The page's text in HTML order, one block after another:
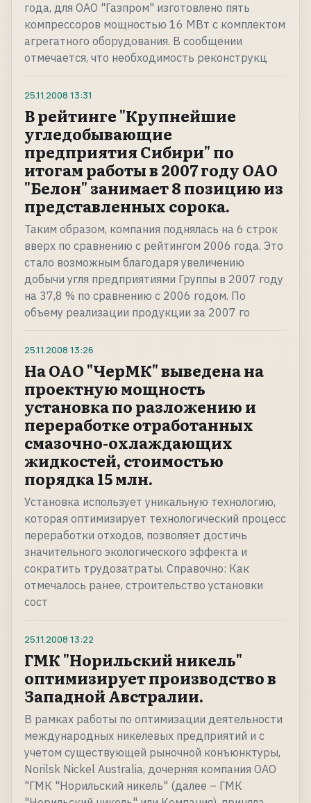
года, для ОАО "Газпром" изготовлено пять
компрессоров мощностью 16 МВт с комплектом
агрегатного оборудования. В сообщении
отмечается, что необходимость реконструкц
25.11.2008 13:31
В рейтинге "Крупнейшие
угледобывающие
предприятия Сибири" по
итогам работы в 2007 году ОАО
"Белон" занимает 8 позицию из
представленных сорока.
Таким образом, компания поднялась на 6 строк
вверх по сравнению с рейтингом 2006 года. Это
стало возможным благодаря увеличению
добычи угля предприятиями Группы в 2007 году
на 37,8 % по сравнению с 2006 годом. По
объему реализации продукции за 2007 го
25.11.2008 13:26
На ОАО "ЧерМК" выведена на
проектную мощность
установка по разложению и
переработке отработанных
смазочно-охлаждающих
жидкостей, стоимостью
порядка 15 млн.
Установка использует уникальную технологию,
которая оптимизирует технологический процесс
переработки отходов, позволяет достичь
значительного экологического эффекта и
сократить трудозатраты. Справочно: Как
отмечалось ранее, строительство установки
сост
25.11.2008 13:22
ГМК "Норильский никель"
оптимизирует производство в
Западной Австралии.
В рамках работы по оптимизации деятельности
международных никелевых предприятий и с
учетом существующей рыночной конъюнктуры,
Norilsk Nickel Australia, дочерняя компания ОАО
"ГМК "Норильский никель" (далее – ГМК